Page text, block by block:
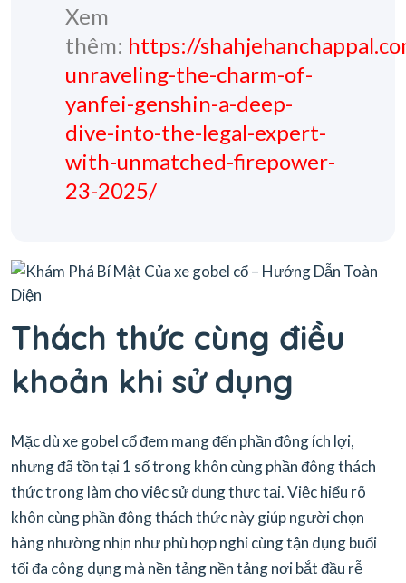
Xem
thêm: https://
unraveling-the-charm-of-
yanfei-genshin-a-deep-
dive-into-the-legal-expert-
with-unmatched-firepower-
23-2025/
Thách thức cùng điều
khoản khi sử dụng
Mặc dù xe gobel cổ đem mang đến phần đông ích lợi,
nhưng đã tồn tại 1 số trong khôn cùng phần đông thách
thức trong làm cho việc sử dụng thực tại. Việc hiểu rõ
khôn cùng phần đông thách thức này giúp người chọn
hàng nhường nhịn như phù hợp nghi cùng tận dụng buổi
tối đa công dụng mà nền tảng nền tảng nơi bắt đầu rễ